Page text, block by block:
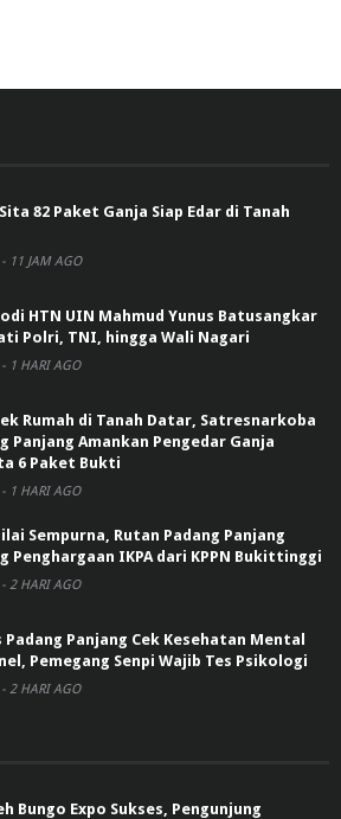
82 Paket Ganja Siap Edar di Tanah
- 11 JAM AGO
HTN UIN Mahmud Yunus Batusangkar
Polri, TNI, hingga Wali Nagari
- 1 HARI AGO
Rumah di Tanah Datar, Satresnarkoba
Panjang Amankan Pengedar Ganja
6 Paket Bukti
- 1 HARI AGO
Sempurna, Rutan Padang Panjang
Penghargaan IKPA dari KPPN Bukittinggi
- 2 HARI AGO
Padang Panjang Cek Kesehatan Mental
Pemegang Senpi Wajib Tes Psikologi
- 2 HARI AGO
Bungo Expo Sukses, Pengunjung